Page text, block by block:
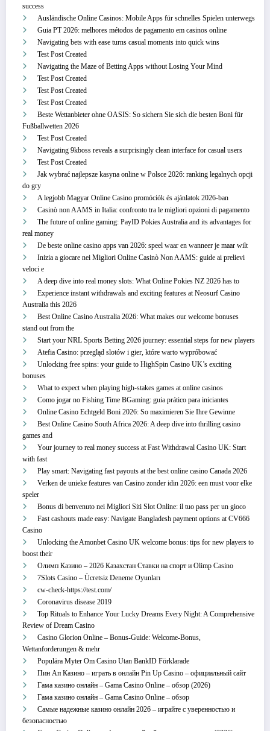
success
Ausländische Online Casinos: Mobile Apps für schnelles Spielen unterwegs
Guia PT 2026: melhores métodos de pagamento em casinos online
Navigating bets with ease turns casual moments into quick wins
Test Post Created
Navigating the Maze of Betting Apps without Losing Your Mind
Test Post Created
Test Post Created
Test Post Created
Beste Wettanbieter ohne OASIS: So sichern Sie sich die besten Boni für
Fußballwetten 2026
Test Post Created
Navigating 9kboss reveals a surprisingly clean interface for casual users
Test Post Created
Jak wybrać najlepsze kasyna online w Polsce 2026: ranking legalnych opcji
do gry
A legjobb Magyar Online Casino promóciók és ajánlatok 2026-ban
Casinò non AAMS in Italia: confronto tra le migliori opzioni di pagamento
The future of online gaming: PayID Pokies Australia and its advantages for
real money
De beste online casino apps van 2026: speel waar en wanneer je maar wilt
Inizia a giocare nei Migliori Online Casinò Non AAMS: guide ai prelievi
veloci e
A deep dive into real money slots: What Online Pokies NZ 2026 has to
Experience instant withdrawals and exciting features at Neosurf Casino
Australia this 2026
Best Online Casino Australia 2026: What makes our welcome bonuses
stand out from the
Start your NRL Sports Betting 2026 journey: essential steps for new players
Atefia Casino: przegląd slotów i gier, które warto wypróbować
Unlocking free spins: your guide to HighSpin Casino UK’s exciting
bonuses
What to expect when playing high-stakes games at online casinos
Como jogar no Fishing Time BGaming: guia prático para iniciantes
Online Casino Echtgeld Boni 2026: So maximieren Sie Ihre Gewinne
Best Online Casino South Africa 2026: A deep dive into thrilling casino
games and
Your journey to real money success at Fast Withdrawal Casino UK: Start
with fast
Play smart: Navigating fast payouts at the best online casino Canada 2026
Verken de unieke features van Casino zonder idin 2026: een must voor elke
speler
Bonus di benvenuto nei Migliori Siti Slot Online: il tuo pass per un gioco
Fast cashouts made easy: Navigate Bangladesh payment options at CV666
Casino
Unlocking the Amonbet Casino UK welcome bonus: tips for new players to
boost their
Олимп Казино – 2026 Казахстан Ставки на спорт и Olimp Casino
7Slots Casino – Ücretsiz Deneme Oyunları
cw-check-https://test.com/
Coronavirus disease 2019
Top Rituals to Enhance Your Lucky Dreams Every Night: A Comprehensive
Review of Dream Casino
Casino Glorion Online – Bonus‑Guide: Welcome‑Bonus,
Wettanforderungen & mehr
Populära Myter Om Casino Utan BankID Förklarade
Пин Ап Казино – играть в онлайн Pin Up Casino – официальный сайт
Гама казино онлайн – Gama Casino Online – обзор (2026)
Гама казино онлайн – Gama Casino Online – обзор
Самые надежные казино онлайн 2026 – играйте с уверенностью и
безопасностью